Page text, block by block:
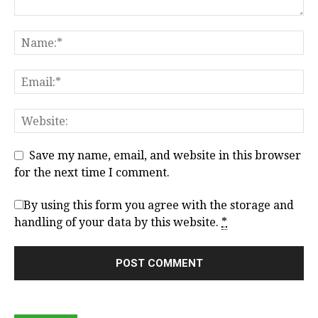
Save my name, email, and website in this browser
for the next time I comment.
By using this form you agree with the storage and
handling of your data by this website. *